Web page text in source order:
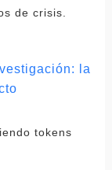
de crisis.
la
tokens